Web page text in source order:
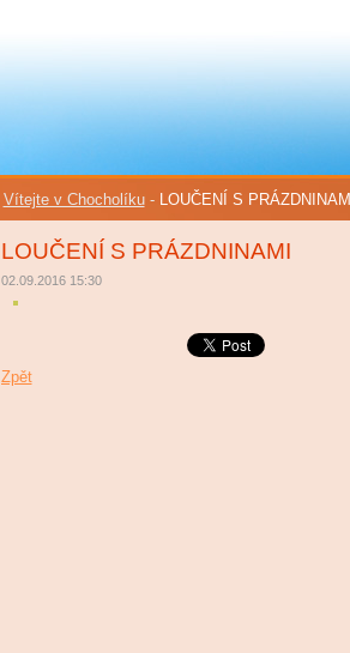
Vítejte v Chocholíku - LOUČENÍ S PRÁZDNINAMI
LOUČENÍ S PRÁZDNINAMI
02.09.2016 15:30
Zpět